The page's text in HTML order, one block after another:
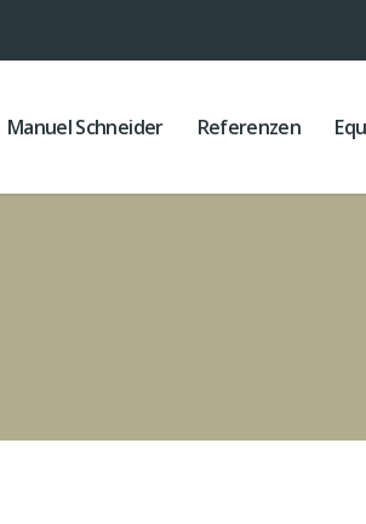
Manuel Schneider Referenzen